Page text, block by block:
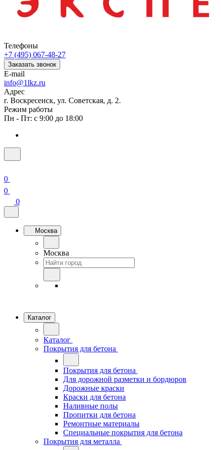
Телефоны
+7 (495) 067-48-27
Заказать звонок
E-mail
info@1lkz.ru
Адрес
г. Воскресенск, ул. Советская, д. 2.
Режим работы
Пн - Пт: с 9:00 до 18:00
0
0
0
Москва
Москва
Каталог
Каталог
Покрытия для бетона
Покрытия для бетона
Для дорожной разметки и бордюров
Дорожные краски
Краски для бетона
Наливные полы
Пропитки для бетона
Ремонтные материалы
Специальные покрытия для бетона
Покрытия для металла